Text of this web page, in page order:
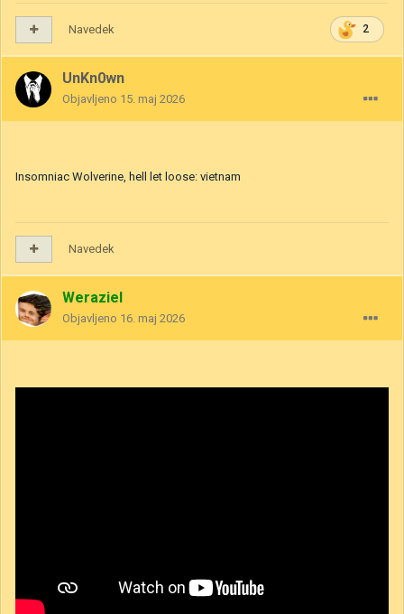
2
Navedek
UnKn0wn
Objavljeno 15. maj 2026
Insomniac Wolverine, hell let loose: vietnam
Navedek
Weraziel
Objavljeno 16. maj 2026